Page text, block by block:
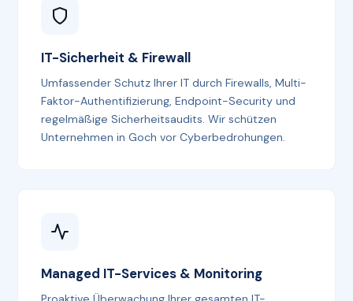
IT-Sicherheit & Firewall
Umfassender Schutz Ihrer IT durch Firewalls, Multi-
Faktor-Authentifizierung, Endpoint-Security und
regelmäßige Sicherheitsaudits. Wir schützen
Unternehmen in Goch vor Cyberbedrohungen.
Managed IT-Services & Monitoring